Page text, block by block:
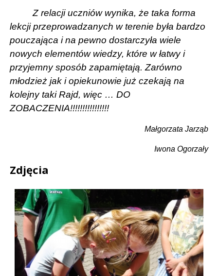
Z relacji uczniów wynika, że taka forma
lekcji przeprowadzanych wterenie była bardzo
pouczająca i na pewno dostarczyła wiele
nowych elementów wiedzy, które w łatwy i
przyjemny sposób zapamiętają. Zarówno
młodzież jak i opiekunowie już czekają na
kolejny taki Rajd, więc … DO
ZOBACZENIA!!!!!!!!!!!!!!!!
Małgorzata Jarząb
Iwona Ogorzały
Zdjęcia